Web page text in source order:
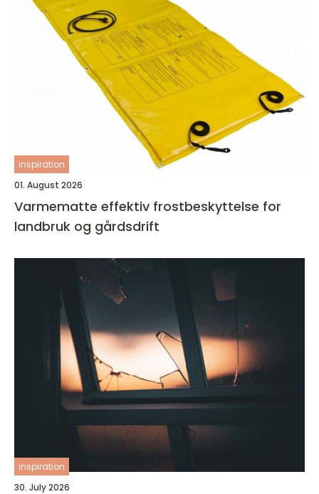
inspiration
01. August 2026
Varmematte effektiv frostbeskyttelse for
landbruk og gårdsdrift
inspiration
30. July 2026